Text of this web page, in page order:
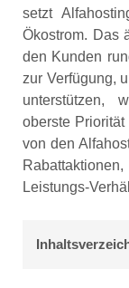
setzt
Ökostrom. Das
den Kunden
zur Verfügung,
unterstützen,
oberste
von den
Leistungs-